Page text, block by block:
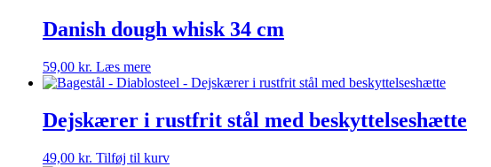
Danish dough whisk 34 cm
59,00 kr. Læs mere
Dejskærer i rustfrit stål med beskyttelseshætte
49,00 kr. Tilføj til kurv